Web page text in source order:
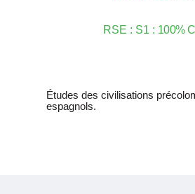
RSE : S1 : 100%
Études des civilisations
espagnols.